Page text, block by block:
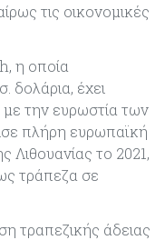
τις οικονομικές
η οποία
δολάρια, έχει
την ευρωστία των
πλήρη ευρωπαϊκή
Λιθουανίας το 2021,
τράπεζα σε
τραπεζικής άδειας